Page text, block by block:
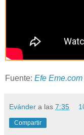
Fuente: Efe Eme.com
Evánder a las 7:35
Compartir